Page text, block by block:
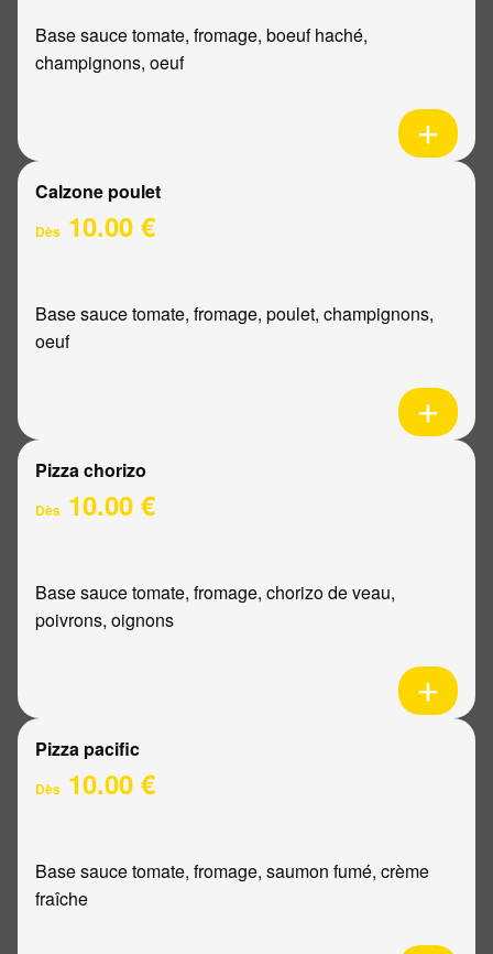
Base sauce tomate, fromage, boeuf haché,
champignons, oeuf
Calzone poulet
Dès 10.00 €
Base sauce tomate, fromage, poulet, champignons,
oeuf
Pizza chorizo
Dès 10.00 €
Base sauce tomate, fromage, chorizo de veau,
poivrons, oignons
Pizza pacific
Dès 10.00 €
Base sauce tomate, fromage, saumon fumé, crème
fraîche